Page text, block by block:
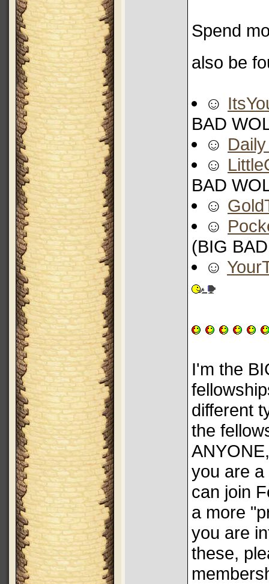
Spend
also be
☺
BAD
☺
☺
BAD
☺
☺
(BIG
☺
I'm the
different
the
you are
can join
a more
you are
these,